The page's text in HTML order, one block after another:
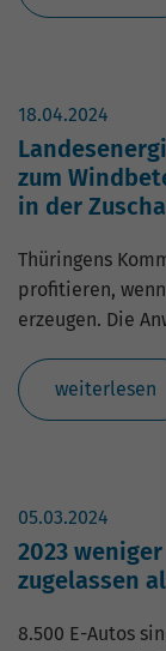
18.04.2024
zum
in der
Thüringens
profitieren,
erzeugen. Die
weiterlesen
05.03.2024
2023
zugelassen
8.500 E-Autos